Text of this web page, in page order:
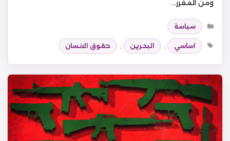
ومن المقرر…
التصنيفات
سياسة
الوسوم
اساسي البحرين حقوق الانسان